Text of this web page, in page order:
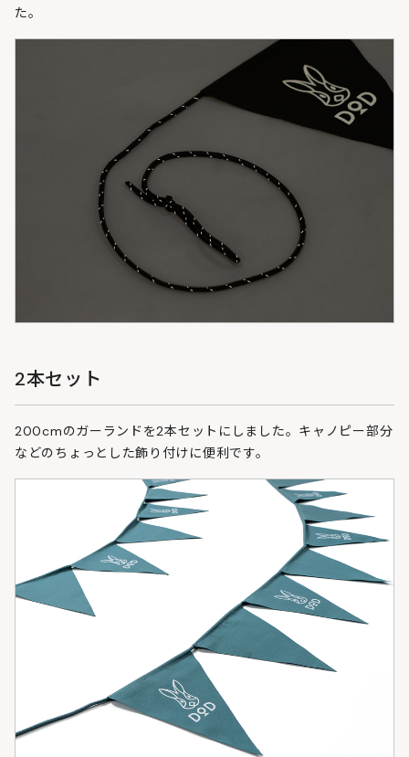
た。
2本セット
200cmのガーランドを2本セットにしました。キャノピー部分
などのちょっとした飾り付けに便利です。